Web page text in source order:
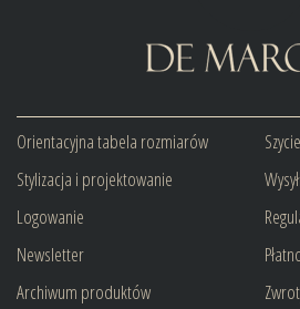
Orientacyjna tabela rozmiarów
Stylizacja i projektowanie
Logowanie
Newsletter
Archiwum produktów